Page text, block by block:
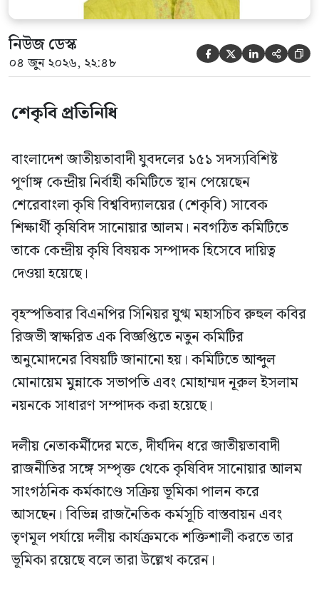
নিউজ ডেস্ক
০৪ জুন ২০২৬, ২২:৪৮     
শেকৃবি প্রতিনিধি
বাংলাদেশ জাতীয়তাবাদী যুবদলের ১৫১ সদস্যবিশিষ্ট
পূর্ণাঙ্গ কেন্দ্রীয় নির্বাহী কমিটিতে স্থান পেয়েছেন
শেরেবাংলা কৃষি বিশ্ববিদ্যালয়ের (শেকৃবি) সাবেক
শিক্ষার্থী কৃষিবিদ সানোয়ার আলম। নবগঠিত কমিটিতে
তাকে কেন্দ্রীয় কৃষি বিষয়ক সম্পাদক হিসেবে দায়িত্ব
দেওয়া হয়েছে।
বৃহস্পতিবার বিএনপির সিনিয়র যুগ্ম মহাসচিব রুহুল কবির
রিজভী স্বাক্ষরিত এক বিজ্ঞপ্তিতে নতুন কমিটির
অনুমোদনের বিষয়টি জানানো হয়। কমিটিতে আব্দুল
মোনায়েম মুন্নাকে সভাপতি এবং মোহাম্মদ নূরুল ইসলাম
নয়নকে সাধারণ সম্পাদক করা হয়েছে।
দলীয় নেতাকর্মীদের মতে, দীর্ঘদিন ধরে জাতীয়তাবাদী
রাজনীতির সঙ্গে সম্পৃক্ত থেকে কৃষিবিদ সানোয়ার আলম
সাংগঠনিক কর্মকাণ্ডে সক্রিয় ভূমিকা পালন করে
আসছেন। বিভিন্ন রাজনৈতিক কর্মসূচি বাস্তবায়ন এবং
তৃণমূল পর্যায়ে দলীয় কার্যক্রমকে শক্তিশালী করতে তার
ভূমিকা রয়েছে বলে তারা উল্লেখ করেন।